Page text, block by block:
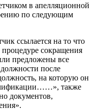
в апелляционной
по следующим
ссылается на то что
сокращения
предложены все
после
на которую он
также
документов,